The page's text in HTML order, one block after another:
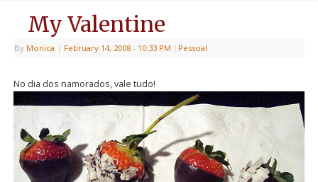
My Valentine
By Monica | February 14, 2008 - 10:33 PM | Pessoal
No dia dos namorados, vale tudo!